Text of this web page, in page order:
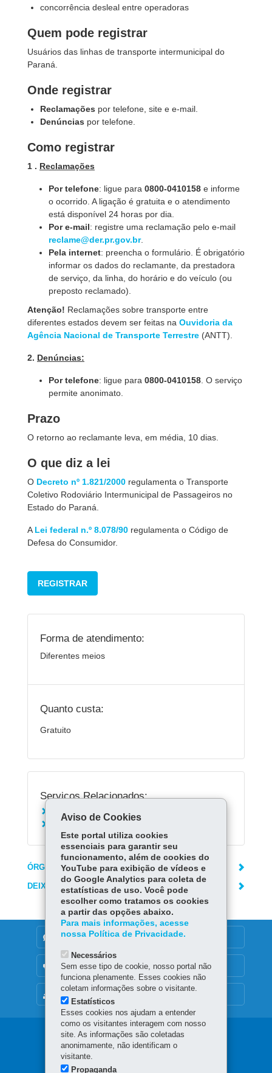
concorrência desleal entre operadoras
Quem pode registrar
Usuários das linhas de transporte intermunicipal do
Paraná.
Onde registrar
Reclamações por telefone, site e e-mail.
Denúncias por telefone.
Como registrar
1 . Reclamações
Por telefone: ligue para 0800-0410158 e informe
o ocorrido. A ligação é gratuita e o atendimento
está disponível 24 horas por dia.
Por e-mail: registre uma reclamação pelo e-mail
reclame@der.pr.gov.br.
Pela internet: preencha o formulário. É obrigatório
informar os dados do reclamante, da prestadora
de serviço, da linha, do horário e do veículo (ou
preposto reclamado).
Atenção! Reclamações sobre transporte entre
diferentes estados devem ser feitas na Ouvidoria da
Agência Nacional de Transporte Terrestre (ANTT).
2. Denúncias:
Por telefone: ligue para 0800-0410158 . O serviço
permite anonimato.
Prazo
O retorno ao reclamante leva, em média, 10 dias.
O que diz a lei
O Decreto nº 1.821/2000 regulamenta o Transporte
Coletivo Rodoviário Intermunicipal de Passageiros no
Estado do Paraná.
A Lei federal n.º 8.078/90 regulamenta o Código de
Defesa do Consumidor.
REGISTRAR
Forma de atendimento:
Diferentes meios
Quanto custa:
Gratuito
Serviços Relacionados:
Solicitar Passe Livre Intermunicipal
ÓRGÃO RESPONSÁVEL
DEIXE SUA OPINIÃO
DENUNCIE CORRUPÇÃO
OUVIDORIA
Navegação
principal
Aviso de Cookies
Este portal utiliza cookies
essenciais para garantir seu
funcionamento, além de cookies do
YouTube para exibição de vídeos e
do Google Analytics para coleta de
estatísticas de uso. Você pode
escolher como tratamos os cookies
a partir das opções abaixo.
Para mais informações, acesse
nossa Política de Privacidade.
Necessários
Sem esse tipo de cookie, nosso portal não
funciona plenamente. Esses cookies não
coletam informações sobre o visitante.
Estatísticos
Esses cookies nos ajudam a entender
como os visitantes interagem com nosso
site. As informações são coletadas
anonimamente, não identificam o
visitante.
Propaganda